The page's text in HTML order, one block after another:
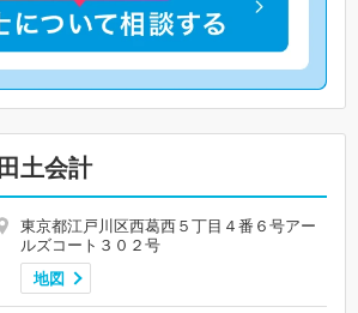
土会計
東京都江戸川区西葛西５丁目４番６号アー
ルズコート３０２号
地図